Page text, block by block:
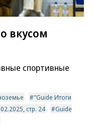
вкусом
спортивные
"Guide Итоги
стр. 24
Guide